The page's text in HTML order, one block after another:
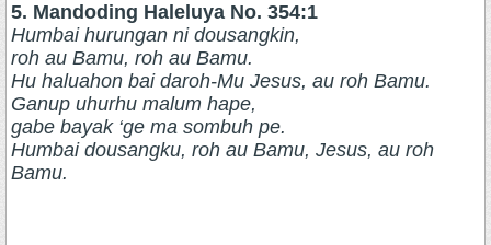
5. Mandoding Haleluya No. 354:1
Humbai hurungan ni dousangkin,
roh au Bamu, roh au Bamu.
Hu haluahon bai daroh-Mu Jesus, au roh Bamu.
Ganup uhurhu malum hape,
gabe bayak ‘ge ma sombuh pe.
Humbai dousangku, roh au Bamu, Jesus, au roh
Bamu.